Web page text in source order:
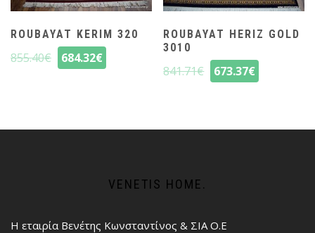
ROUBAYAT KERIM 320
855.40€ 684.32€
ROUBAYAT HERIZ GOLD
3010
841.71€ 673.37€
VENETIS HOME.
Η εταιρία Βενέτης Κωνσταντίνος & ΣΙΑ Ο.Ε